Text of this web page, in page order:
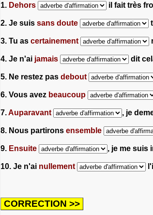
1. Dehors il fait très
2. Je suis sans doute
3. Tu as certainement
4. Je n'ai jamais dit
5. Ne restez pas debout
6. Vous avez beaucoup
7.Auparavant , je
8. Nous partirons ensemble
9. Ensuite , je me suis
10. Je n'ai nullement